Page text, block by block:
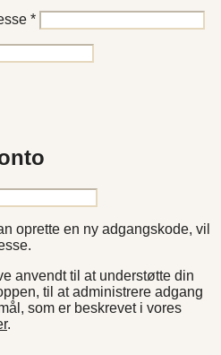
*Påkrævet
oprette en ny adgangskode, vil
anvendt til at understøtte din
til at administrere adgang
som er beskrevet i vores
.